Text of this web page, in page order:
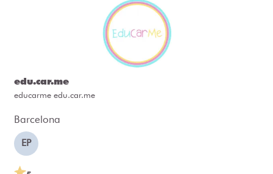
edu.car.me
educarme edu.car.me
Barcelona
EP